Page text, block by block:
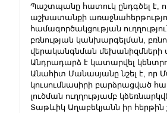
Պաշտպանը հատուկ ընդգծել է,
աշխատանքի
համագործակցության
բռնության կանխարգելման,
վերականգնման մեխանիզմների
Անդրադարձ է կատարվել
Անահիտ Մանասյանը նշել է,
կուսումնասիրի բարձրացված
լուծման ուղղությամբ
Տաթևիկ Աղաբեկյանն իր հերթին